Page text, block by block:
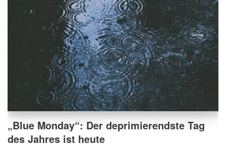
„Blue Monday“: Der deprimierendste Tag
des Jahres ist heute